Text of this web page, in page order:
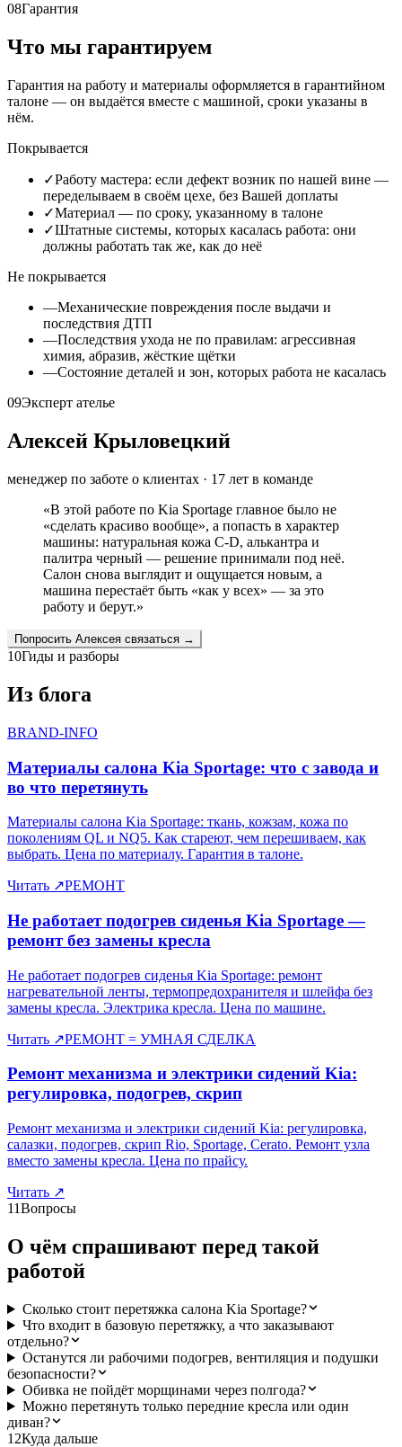
08Гарантия
Что мы гарантируем
Гарантия на работу и материалы оформляется в гарантийном
талоне — он выдаётся вместе с машиной, сроки указаны в
нём.
Покрывается
✓Работу мастера: если дефект возник по нашей вине —
переделываем в своём цехе, без Вашей доплаты
✓Материал — по сроку, указанному в талоне
✓Штатные системы, которых касалась работа: они
должны работать так же, как до неё
Не покрывается
—Механические повреждения после выдачи и
последствия ДТП
—Последствия ухода не по правилам: агрессивная
химия, абразив, жёсткие щётки
—Состояние деталей и зон, которых работа не касалась
09Эксперт ателье
Алексей Крыловецкий
менеджер по заботе о клиентах · 17 лет в команде
«В этой работе по Kia Sportage главное было не
«сделать красиво вообще», а попасть в характер
машины: натуральная кожа C-D, алькантра и
палитра черный — решение принимали под неё.
Салон снова выглядит и ощущается новым, а
машина перестаёт быть «как у всех» — за это
работу и берут.»
Попросить Алексея связаться →
10Гиды и разборы
Из блога
BRAND-INFO
Материалы салона Kia Sportage: что с завода и
во что перетянуть
Материалы салона Kia Sportage: ткань, кожзам, кожа по
поколениям QL и NQ5. Как стареют, чем перешиваем, как
выбрать. Цена по материалу. Гарантия в талоне.
Читать ↗РЕМОНТ
Не работает подогрев сиденья Kia Sportage —
ремонт без замены кресла
Не работает подогрев сиденья Kia Sportage: ремонт
нагревательной ленты, термопредохранителя и шлейфа без
замены кресла. Электрика кресла. Цена по машине.
Читать ↗РЕМОНТ = УМНАЯ СДЕЛКА
Ремонт механизма и электрики сидений Kia:
регулировка, подогрев, скрип
Ремонт механизма и электрики сидений Kia: регулировка,
салазки, подогрев, скрип Rio, Sportage, Cerato. Ремонт узла
вместо замены кресла. Цена по прайсу.
Читать ↗
11Вопросы
О чём спрашивают перед такой
работой
Сколько стоит перетяжка салона Kia Sportage?
Что входит в базовую перетяжку, а что заказывают
отдельно?
Останутся ли рабочими подогрев, вентиляция и подушки
безопасности?
Обивка не пойдёт морщинами через полгода?
Можно перетянуть только передние кресла или один
диван?
12Куда дальше